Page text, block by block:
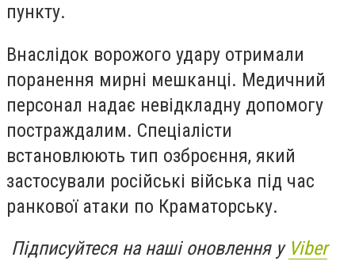
пункту.
Внаслідок ворожого удару отримали
поранення мирні мешканці. Медичний
персонал надає невідкладну допомогу
постраждалим. Спеціалісти
встановлюють тип озброєння, який
застосували російські війська під час
ранкової атаки по Краматорську.
Підписуйтеся на наші оновлення у Viber